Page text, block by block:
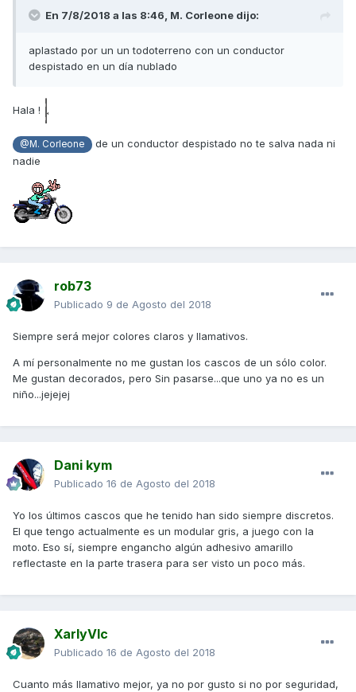
En 7/8/2018 a las 8:46, M. Corleone dijo:
aplastado por un un todoterreno con un conductor
despistado en un día nublado
Hala !
@M. Corleone
de un conductor despistado no te salva nada ni
nadie
rob73
Publicado 9 de Agosto del 2018
Siempre será mejor colores claros y llamativos.
A mí personalmente no me gustan los cascos de un sólo color.
Me gustan decorados, pero Sin pasarse...que uno ya no es un
niño...jejejej
Dani kym
Publicado 16 de Agosto del 2018
Yo los últimos cascos que he tenido han sido siempre discretos.
El que tengo actualmente es un modular gris, a juego con la
moto. Eso sí, siempre engancho algún adhesivo amarillo
reflectaste en la parte trasera para ser visto un poco más.
XarlyVlc
Publicado 16 de Agosto del 2018
Cuanto más llamativo mejor, ya no por gusto si no por seguridad,